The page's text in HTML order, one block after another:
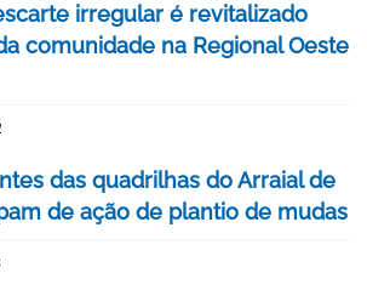
irregular é revitalizado
comunidade na Regional Oeste
das quadrilhas do Arraial de
de ação de plantio de mudas